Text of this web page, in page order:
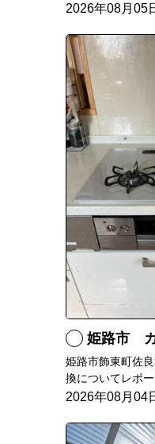
2026年08月05
姫路市
姫路市飾東町佐
換についてレポ
2026年08月04